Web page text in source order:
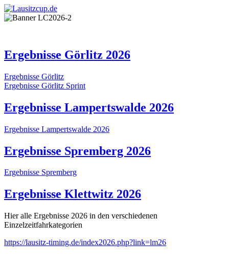
Ergebnisse Görlitz 2026
Ergebnisse Görlitz
Ergebnisse Görlitz Sprint
Ergebnisse Lampertswalde 2026
Ergebnisse Lampertswalde 2026
Ergebnisse Spremberg 2026
Ergebnisse Spremberg
Ergebnisse Klettwitz 2026
Hier alle Ergebnisse 2026 in den verschiedenen
Einzelzeitfahrkategorien
https://lausitz-timing.de/index2026.php?link=lm26